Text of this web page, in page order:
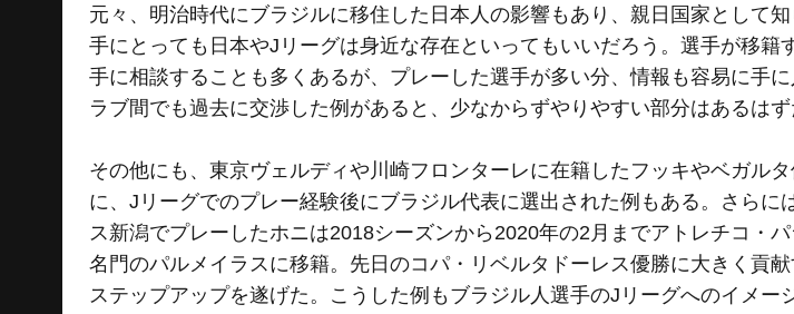
元々、明治時代にブラジルに移住した日本人の影響もあり、親日国家として
手にとっても日本やJリーグは身近な存在といってもいいだろう。選手が移籍
手に相談することも多くあるが、プレーした選手が多い分、情報も容易に手
ラブ間でも過去に交渉した例があると、少なからずやりやすい部分はあるはず
その他にも、東京ヴェルディや川崎フロンターレに在籍したフッキやベガル
に、Jリーグでのプレー経験後にブラジル代表に選出された例もある。さらに
ス新潟でプレーしたホニは2018シーズンから2020年の2月までアトレチコ・パ
名門のパルメイラスに移籍。先日のコパ・リベルタドーレス優勝に大きく貢
ステップアップを遂げた。こうした例もブラジル人選手のJリーグへのイメー